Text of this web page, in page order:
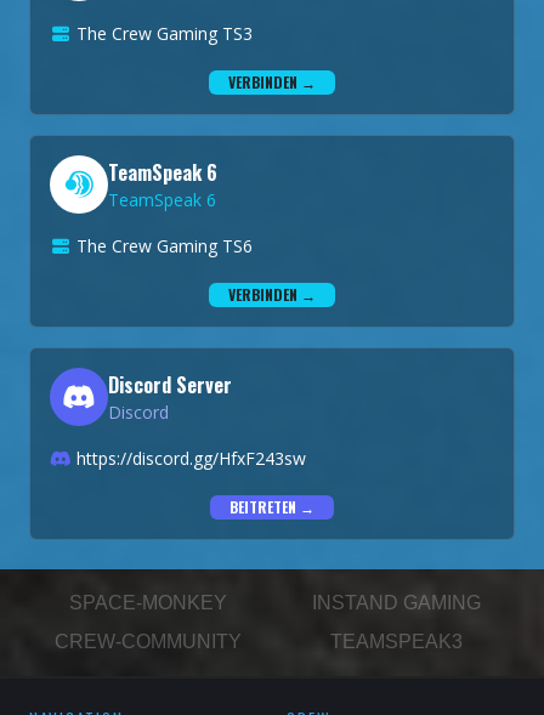
The Crew Gaming TS3
VERBINDEN →
TeamSpeak 6
TeamSpeak 6
The Crew Gaming TS6
VERBINDEN →
Discord Server
Discord
https://discord.gg/HfxF243sw
BEITRETEN →
SPACE-MONKEY
INSTAND GAMING
CREW-COMMUNITY
TEAMSPEAK3